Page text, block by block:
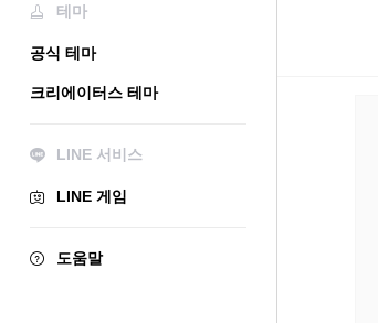
테마
공식 테마
크리에이터스 테마
LINE 서비스
LINE 게임
도움말